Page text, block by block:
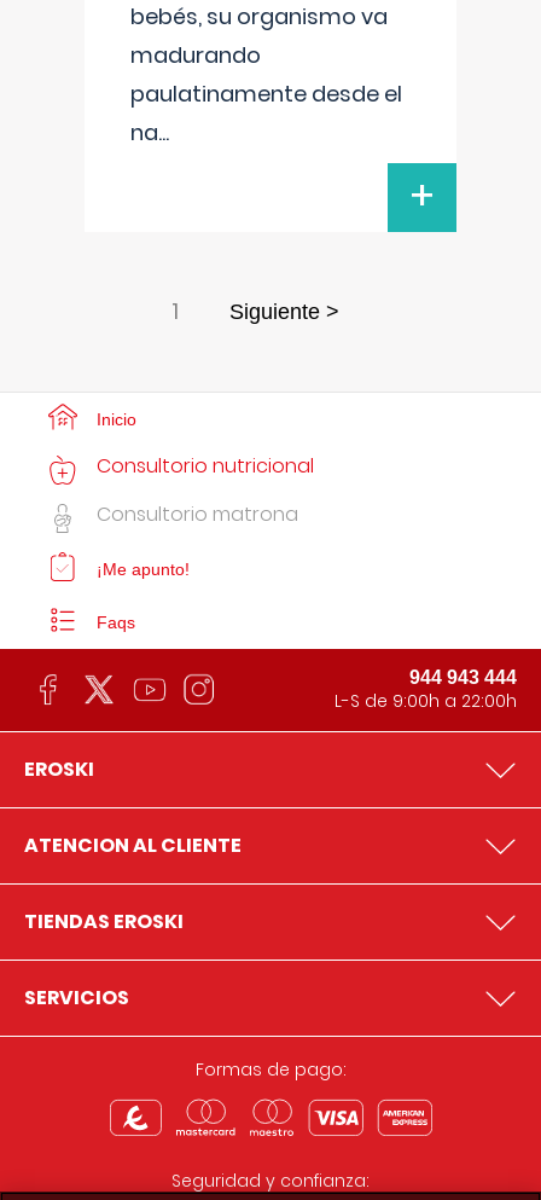
bebés, su organismo va
madurando
paulatinamente desde el
na...
+
1 Siguiente >
Inicio
Consultorio nutricional
Consultorio matrona
¡Me apunto!
Faqs
944 943 444
L-S de 9:00h a 22:00h
EROSKI
ATENCION AL CLIENTE
TIENDAS EROSKI
SERVICIOS
Formas de pago:
Seguridad y confianza: